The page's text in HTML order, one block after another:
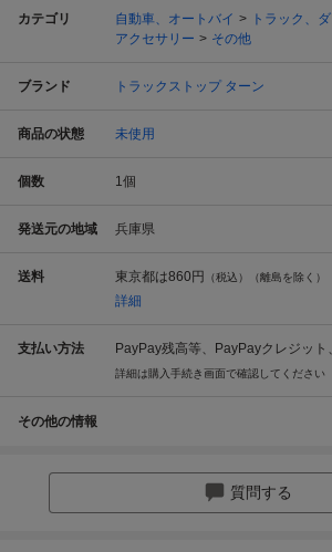
カテゴリ 自動車、オートバイ
トラック、
アクセサリー
その他
ブランド トラックストップ ターン
商品の状態 未使用
個数 1個
発送元の地域 兵庫県
送料 東京都は860円 （税込）（離島を除く）
詳細
支払い方法 PayPay残高等、PayPayクレジッ
詳細は購入手続き画面で確認してください
その他の情報
質問する